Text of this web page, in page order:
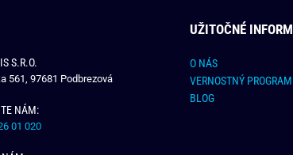
S.R.O.
561, 97681 Podbrezová
NÁM:
01 020
UŽITOČNÉ
O NÁS
VERNOSTNÝ PROGRAM
BLOG